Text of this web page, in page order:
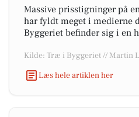
Massive prisstigninger på
har fyldt meget i medierne
Byggeriet befinder sig i en
Kilde: Træ i Byggeriet // Martin
Læs hele artiklen her